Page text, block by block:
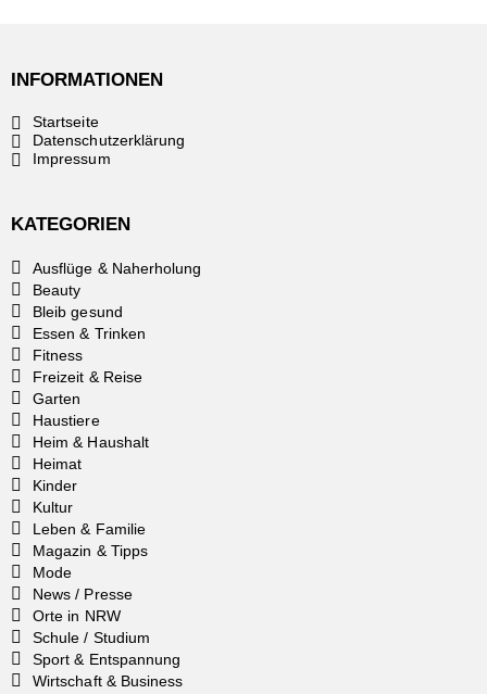
INFORMATIONEN
Startseite
Datenschutzerklärung
Impressum
KATEGORIEN
Ausflüge & Naherholung
Beauty
Bleib gesund
Essen & Trinken
Fitness
Freizeit & Reise
Garten
Haustiere
Heim & Haushalt
Heimat
Kinder
Kultur
Leben & Familie
Magazin & Tipps
Mode
News / Presse
Orte in NRW
Schule / Studium
Sport & Entspannung
Wirtschaft & Business